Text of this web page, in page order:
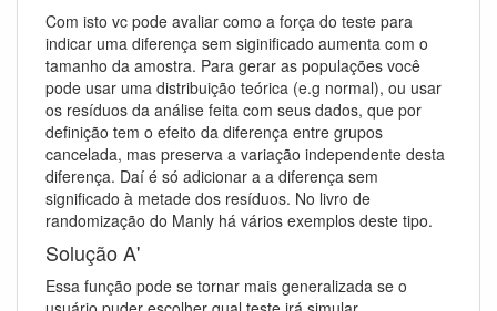
Com isto vc pode avaliar como a força do teste para
indicar uma diferença sem siginificado aumenta com o
tamanho da amostra. Para gerar as populações você
pode usar uma distribuição teórica (e.g normal), ou usar
os resíduos da análise feita com seus dados, que por
definição tem o efeito da diferença entre grupos
cancelada, mas preserva a variação independente desta
diferença. Daí é só adicionar a a diferença sem
significado à metade dos resíduos. No livro de
randomização do Manly há vários exemplos deste tipo.
Solução A'
Essa função pode se tornar mais generalizada se o